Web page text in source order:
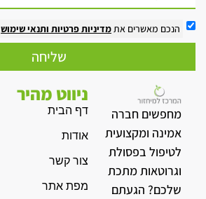
הנכם מאשרים אתמדיניות פרטיות ותנאי שימוש
שליחה
מחפשים חברה
אמינה ומקצועית
לטיפול בפסולת
וגרוטאות מתכת
שלכם? הגעתם
ניווט מהיר
דף הבית
אודות
צור קשר
מפת אתר